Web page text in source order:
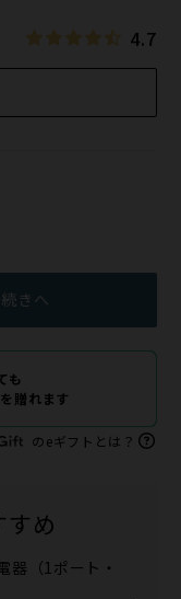
4.7
きへ
も
贈れます
のeギフトとは？
すめ
器（1ポート・